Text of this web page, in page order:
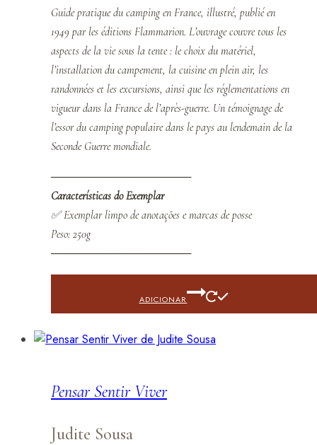
Guide pratique du camping en France, illustré, publié en
1949 par les éditions Flammarion. L’ouvrage couvre tous les
aspects de la vie sous la tente : le choix du matériel,
l’installation du campement, la cuisine en plein air, les
randonnées et les excursions, ainsi que les réglementations en
vigueur dans la France de l’après-guerre. Un témoignage de
l’essor du camping populaire dans le pays au lendemain de la
Seconde Guerre mondiale.
──────────────────
Características do Exemplar
✅ Exemplar limpo de anotações e marcas de posse
Peso: 250g
──────────────────
ADICIONAR
Pensar Sentir Viver
Judite Sousa